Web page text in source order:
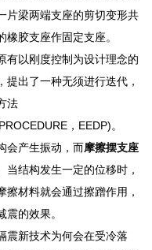
片梁两端支座的剪切变形共
胶支座作固定支座。
有以刚度控制为设计理念的
出了一种无须进行迭代，
法
，EEDP)。
会产生振动，而摩擦摆支座
结构发生一定的位移时，
材料就会通过擦蹭作用，
的效果。
震新技术为何会在受冷落